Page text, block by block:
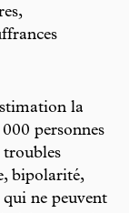
la
personnes
troubles
bipolarité,
qui ne peuvent